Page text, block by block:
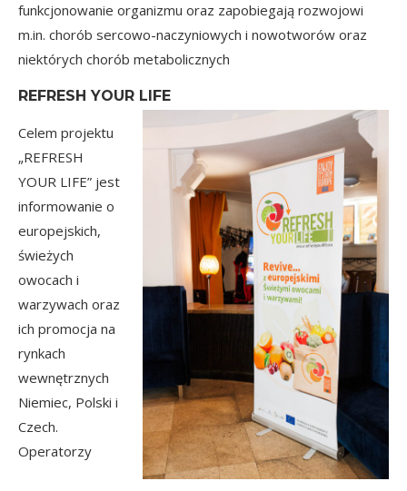
funkcjonowanie organizmu oraz zapobiegają rozwojowi
m.in. chorób sercowo-naczyniowych i nowotworów oraz
niektórych chorób metabolicznych
REFRESH YOUR LIFE
Celem projektu
„REFRESH
YOUR LIFE” jest
informowanie o
europejskich,
świeżych
owocach i
warzywach oraz
ich promocja na
rynkach
wewnętrznych
Niemiec, Polski i
Czech.
Operatorzy